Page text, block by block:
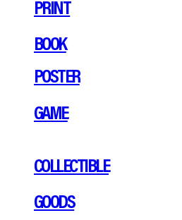
PRINT
BOOK
POSTER
GAME
COLLECTIBLE
GOODS